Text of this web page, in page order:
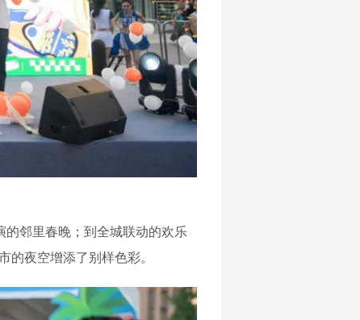
的邻里春晚；到全城联动的欢乐
夜空增添了别样色彩。